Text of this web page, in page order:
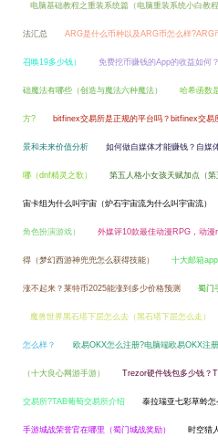
电脑基础教程之重装系统篇（电脑重装系统小白教程
法汇总 ARG是什么币种以及ARG币怎么样?ARG
召唤19多少钱） 免费挖币赚钱的App的收益如何
础魔法有哪些（创造与魔法六种魔法） 哈希函数
方? bitfinex交易所是正规的平台吗？bitfinex交易
景和未来价值分析 如何做自媒体才能赚钱？自媒
哪（dnf精灵之歌） 第五人格小女孩天赋加点（第
宙卡组为什么叫宇宙（炉石宇宙流为什么叫宇宙流）
角色扮演游戏） 外媒评10款最佳动漫RPG，动漫
得（梦幻西游神兜兜怎么获得技能） 十大邮箱
涨不起来？莱特币2025能涨到多少价格预测 蜀门
魔兽世界黑石塔下层怎么去（黑石塔下层怎么走）
怎么样？ 欧易OKX怎么注册?电脑端欧易OKX注
（十大良心网游手游） Trezor硬件钱包多少钱？
交易所?TAB葡萄交易所介绍 泰拉瑞亚七彩草蛉怎
手游城战荣誉官在哪里（蜀门城战奖励） 时空猎